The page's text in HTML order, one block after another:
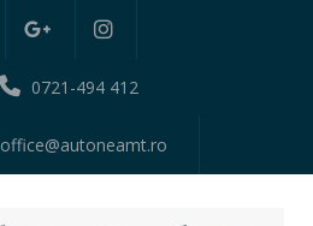
0721-494 412
office@autoneamt.ro